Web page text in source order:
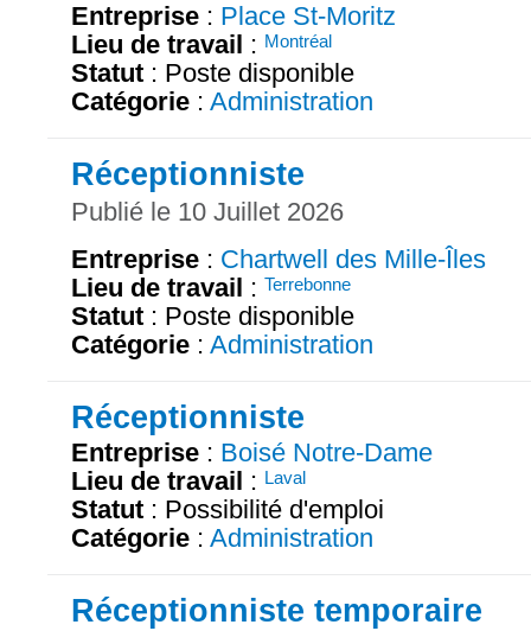
Entreprise : Place St-Moritz
Lieu de travail : Montréal
Statut : Poste disponible
Catégorie : Administration
Réceptionniste
Publié le 10 Juillet 2026
Entreprise : Chartwell des Mille-Îles
Lieu de travail : Terrebonne
Statut : Poste disponible
Catégorie : Administration
Réceptionniste
Entreprise : Boisé Notre-Dame
Lieu de travail : Laval
Statut : Possibilité d'emploi
Catégorie : Administration
Réceptionniste temporaire